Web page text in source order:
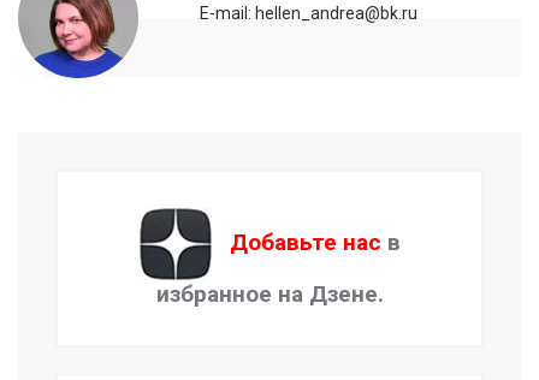
E-mail: hellen_andrea@bk.ru
Добавьте нас в
избранное на Дзене.